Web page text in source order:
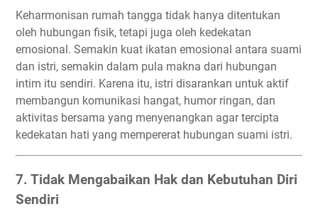
Keharmonisan rumah tangga tidak hanya ditentukan
oleh hubungan fisik, tetapi juga oleh kedekatan
emosional. Semakin kuat ikatan emosional antara suami
dan istri, semakin dalam pula makna dari hubungan
intim itu sendiri. Karena itu, istri disarankan untuk aktif
membangun komunikasi hangat, humor ringan, dan
aktivitas bersama yang menyenangkan agar tercipta
kedekatan hati yang mempererat hubungan suami istri.
7. Tidak Mengabaikan Hak dan Kebutuhan Diri
Sendiri